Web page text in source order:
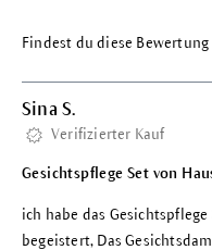
Findest du diese
Sina S.
Verifizierter Kauf
Gesichtspflege Set von
ich habe das
begeistert, Das